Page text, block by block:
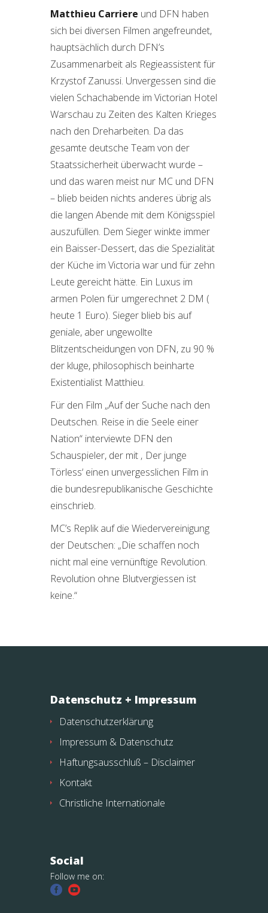
Matthieu Carriere und DFN haben
sich bei diversen Filmen angefreundet,
hauptsächlich durch DFN’s
Zusammenarbeit als Regieassistent für
Krzystof Zanussi. Unvergessen sind die
vielen Schachabende im Victorian Hotel
Warschau zu Zeiten des Kalten Krieges
nach den Dreharbeiten. Da das
gesamte deutsche Team von der
Staatssicherheit überwacht wurde –
und das waren meist nur MC und DFN
– blieb beiden nichts anderes übrig als
die langen Abende mit dem Königsspiel
auszufüllen. Dem Sieger winkte immer
ein Baisser-Dessert, das die Spezialität
der Küche im Victoria war und für zehn
Leute gereicht hätte. Ein Luxus im
armen Polen für umgerechnet 2 DM (
heute 1 Euro). Sieger blieb bis auf
geniale, aber ungewollte
Blitzentscheidungen von DFN, zu 90 %
der kluge, philosophisch beinharte
Existentialist Matthieu.
Für den Film „Auf der Suche nach den
Deutschen. Reise in die Seele einer
Nation“ interviewte DFN den
Schauspieler, der mit ‚ Der junge
Törless‘ einen unvergesslichen Film in
die bundesrepublikanische Geschichte
einschrieb.
MC’s Replik auf die Wiedervereinigung
der Deutschen: „Die schaffen noch
nicht mal eine vernünftige Revolution.
Revolution ohne Blutvergiessen ist
keine.“
Datenschutz + Impressum
Datenschutzerklärung
Impressum & Datenschutz
Haftungsausschluß – Disclaimer
Kontakt
Christliche Internationale
Social
Follow me on: